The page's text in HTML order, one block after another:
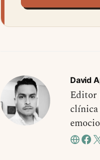
David
Editor
clínica